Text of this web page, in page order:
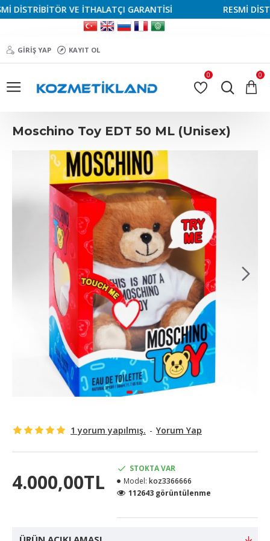
VE İTHALATÇI GARANTİSİ RESMİ
GIRIŞ YAP KAYIT OL
0 0
Moschino Toy EDT 50 ML (Unisex)
1 yorum yapılmış. - Yorum Yap
4.000,00TL
STOKTA VAR
Model: koz3366666
112643 görüntülenme